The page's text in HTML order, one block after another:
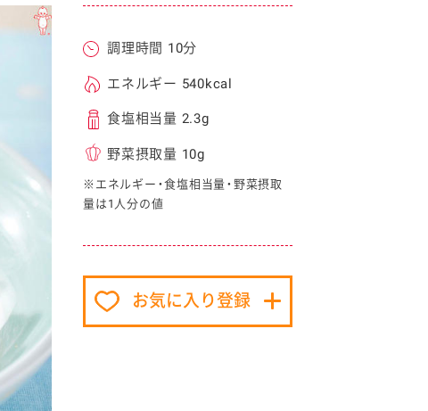
子どもと野菜をたのしもう
おうちでミールストック
みんなの食と健康応援
イベント協賛
株主・投資家の皆様へ
調理時間 10分
エネルギー 540kcal
食塩相当量 2.3g
野菜摂取量 10g
※エネルギー・食塩相当量・野菜摂取
量は1人分の値
お気に入り登録